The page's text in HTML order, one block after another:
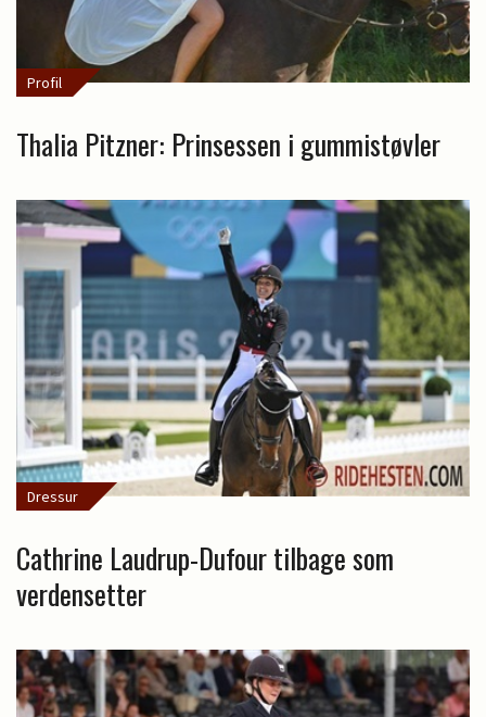
Profil
Thalia Pitzner: Prinsessen i gummistøvler
Dressur
Cathrine Laudrup-Dufour tilbage som
verdensetter